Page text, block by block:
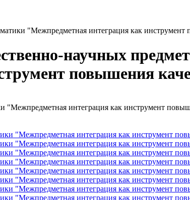
"Межпредметная интеграция как инструмент
научных
повышения
интеграция как инструмент